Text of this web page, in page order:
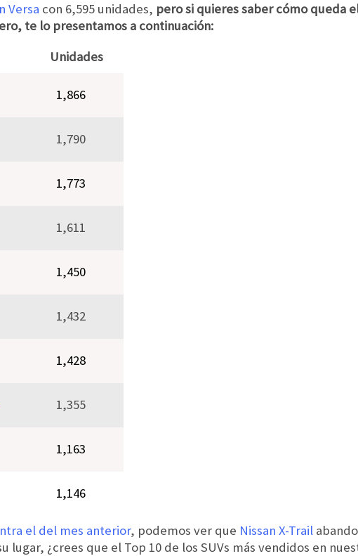
Versa con 6,595 unidades, pero si quieres saber cómo queda
te lo presentamos a continuación:
Unidades
1,866
1,790
1,773
1,611
1,450
1,432
1,428
1,355
1,163
1,146
el del mes anterior, podemos ver que Nissan X-Trail
lugar, ¿crees que el Top 10 de los SUVs más vendidos en